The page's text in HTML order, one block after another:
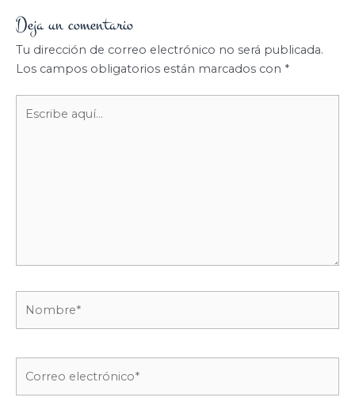
Deja un comentario
Tu dirección de correo electrónico no será publicada.
Los campos obligatorios están marcados con *
electrónico*